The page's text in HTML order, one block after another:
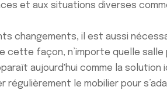
et aux situations diverses
changements, il est aussi
cette façon, n’importe quelle
aujourd'hui comme la
régulièrement le mobilier pour